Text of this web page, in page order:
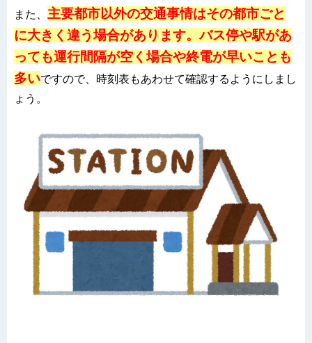
また、 主要都市以外の交通事情はその都市ごと
に大きく違う場合があります。バス停や駅があ
っても運行間隔が空く場合や終電が早いことも
多いですので、時刻表もあわせて確認するようにしまし
ょう。